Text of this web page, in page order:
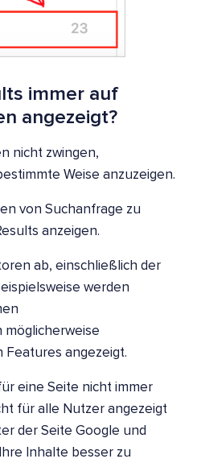
immer auf
angezeigt?
nicht zwingen,
Weise anzuzeigen.
von Suchanfrage zu
anzeigen.
ab, einschließlich der
werden
möglicherweise
Features angezeigt.
eine Seite nicht immer
für alle Nutzer angezeigt
der Seite Google und
Inhalte besser zu